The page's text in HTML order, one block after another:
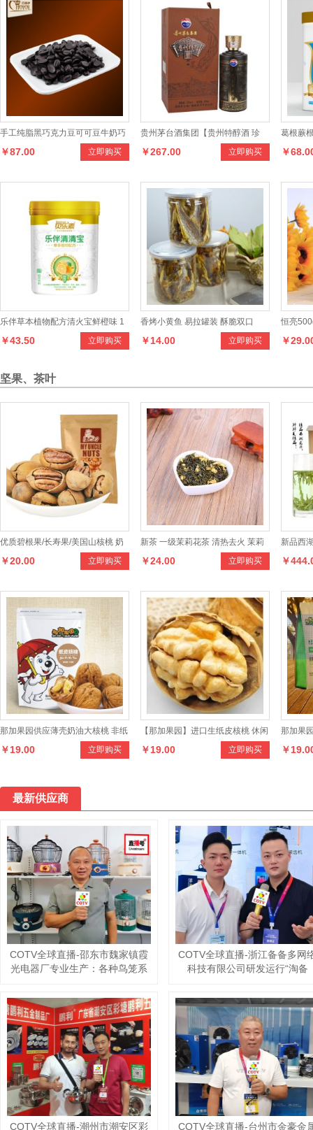
手工纯脂黑巧克力豆可可豆牛奶巧
克力袋装儿童休闲零食 立即购买
￥87.00
贵州茅台酒集团【贵州特醇酒 珍
酿】白酒 送礼佳品 立即购买
￥267.00
葛根蕨
克罐装
￥
乐伴草本植物配方清火宝鲜橙味 1
个月以上的宝宝食用 立即购买
￥43.50
香烤小黄鱼 易拉罐装 酥脆双口
立即购买
￥14.00
恒亮
高浓度
￥
坚果、茶叶
优质碧根果/长寿果/美国山核桃 奶
油味 大圆185克/袋 立即购买
￥20.00
新茶 一级茉莉花茶 清热去火 茉莉
花茶 立即购买
￥24.00
新品西
50克瓷
￥
那加果园供应薄壳奶油大核桃 非纸
皮核桃 零食坚果干果218克立即购买
￥19.00
【那加果园】进口生纸皮核桃 休闲
干果炒货零食带壳大核桃立即购买
￥19.00
那加果
果零食
￥
最新供应商
COTV全球直播-临沂市兰山区超
越清洁用品厂专业生产：竹纤维
块、擦车巾、元宝巾+清洁球、刷
洗块、清洁抺布等清洁用品，欢
迎大家光临！
COTV全球直播-揭阳市榕城区三
个仔餐具厂专业生产不锈钢饭
具、不锈钢西餐套具、伴手礼等
餐具用品，设计时尚、制造精
良、款式多样，现货供应并承接
国内外订单，欢迎大家光临！
COTV全球直播-霸州市樊鑫家具 COTV全球直播-广西玉林市百能